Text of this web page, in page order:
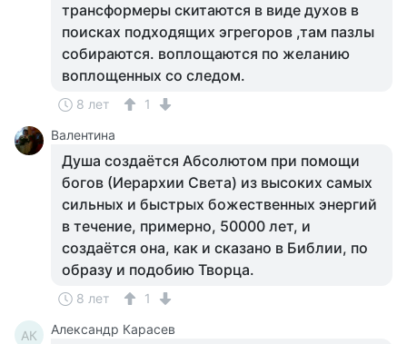
трансформеры скитаются в виде духов в
поисках подходящих эгрегоров ,там пазлы
собираются. воплощаются по желанию
воплощенных со следом.
8 лет
1
Валентина
Душа создаётся Абсолютом при помощи
богов (Иерархии Света) из высоких самых
сильных и быстрых божественных энергий
в течение, примерно, 50000 лет, и
создаётся она, как и сказано в Библии, по
образу и подобию Творца.
8 лет 1
АК Александр Карасев